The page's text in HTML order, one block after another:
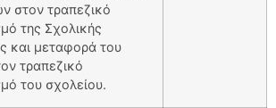
στον τραπεζικό
της Σχολικής
και μεταφορά του
τραπεζικό
του σχολείου.